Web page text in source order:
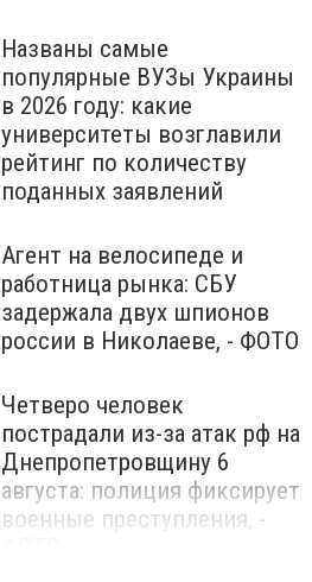
Названы самые
популярные ВУЗы Украины
в 2026 году: какие
университеты возглавили
рейтинг по количеству
поданных заявлений
Агент на велосипеде и
работница рынка: СБУ
задержала двух шпионов
россии в Николаеве, - ФОТО
Четверо человек
пострадали из-за атак рф на
Днепропетровщину 6
августа: полиция фиксирует
военные преступления, -